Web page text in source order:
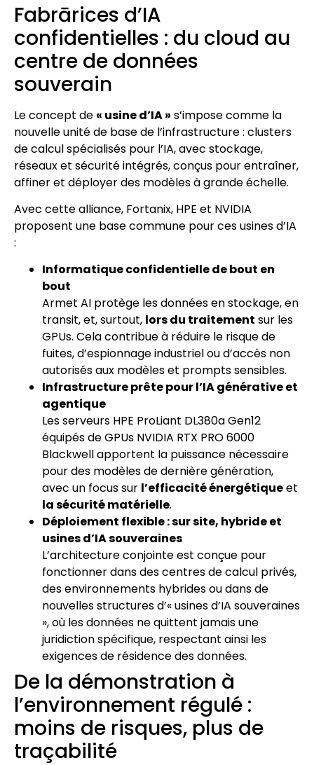
Fabrārices d’IA
confidentielles : du cloud au
centre de données
souverain
Le concept de « usine d’IA » s’impose comme la
nouvelle unité de base de l’infrastructure : clusters
de calcul spécialisés pour l’IA, avec stockage,
réseaux et sécurité intégrés, conçus pour entraîner,
affiner et déployer des modèles à grande échelle.
Avec cette alliance, Fortanix, HPE et NVIDIA
proposent une base commune pour ces usines d’IA
:
Informatique confidentielle de bout en
bout
Armet AI protège les données en stockage, en
transit, et, surtout, lors du traitement sur les
GPUs. Cela contribue à réduire le risque de
fuites, d’espionnage industriel ou d’accès non
autorisés aux modèles et prompts sensibles.
Infrastructure prête pour l’IA générative et
agentique
Les serveurs HPE ProLiant DL380a Gen12
équipés de GPUs NVIDIA RTX PRO 6000
Blackwell apportent la puissance nécessaire
pour des modèles de dernière génération,
avec un focus sur l’efficacité énergétiqueet
la sécurité matérielle.
Déploiement flexible : sur site, hybride et
usines d’IA souveraines
L’architecture conjointe est conçue pour
fonctionner dans des centres de calcul privés,
des environnements hybrides ou dans de
nouvelles structures d’« usines d’IA souveraines
», où les données ne quittent jamais une
juridiction spécifique, respectant ainsi les
exigences de résidence des données.
De la démonstration à
l’environnement régulé :
moins de risques, plus de
traçabilité